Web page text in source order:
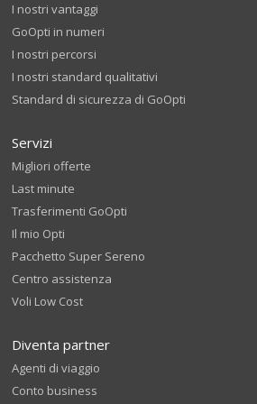
I nostri vantaggi
GoOpti in numeri
I nostri percorsi
I nostri standard qualitativi
Standard di sicurezza di GoOpti
Servizi
Migliori offerte
Last minute
Trasferimenti GoOpti
Il mio Opti
Pacchetto Super Sereno
Centro assistenza
Voli Low Cost
Diventa partner
Agenti di viaggio
Conto business